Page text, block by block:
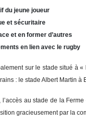
du jeune joueur
et sécuritaire
et en former d’autres
en lien avec le rugby
sur le stade situé à
: le stade Albert Martin
au stade de la
gracieusement par la